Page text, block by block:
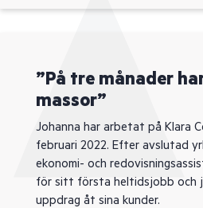
”På tre månader
massor”
Johanna har arbetat på Klara
februari 2022. Efter avslutad
ekonomi- och
för sitt första heltidsjobb och
uppdrag åt sina kunder.